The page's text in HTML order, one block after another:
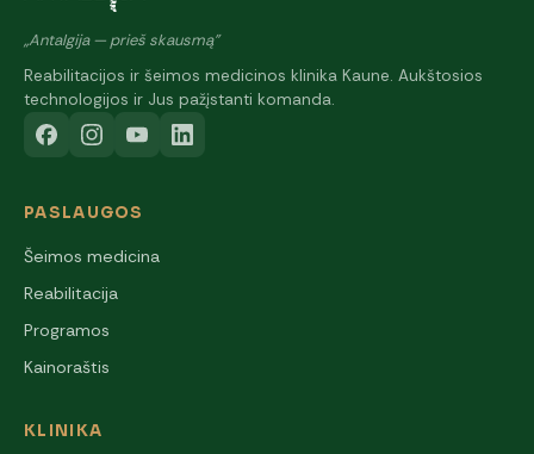
„Antalgija — prieš skausmą"
Reabilitacijos ir šeimos medicinos klinika Kaune. Aukštosios
technologijos ir Jus pažįstanti komanda.
PASLAUGOS
Šeimos medicina
Reabilitacija
Programos
Kainoraštis
KLINIKA